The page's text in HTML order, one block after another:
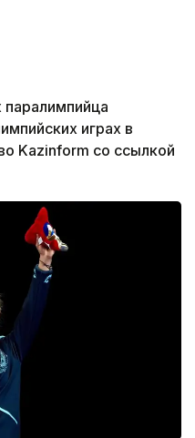
паралимпийца
играх в
Kazinform со ссылкой